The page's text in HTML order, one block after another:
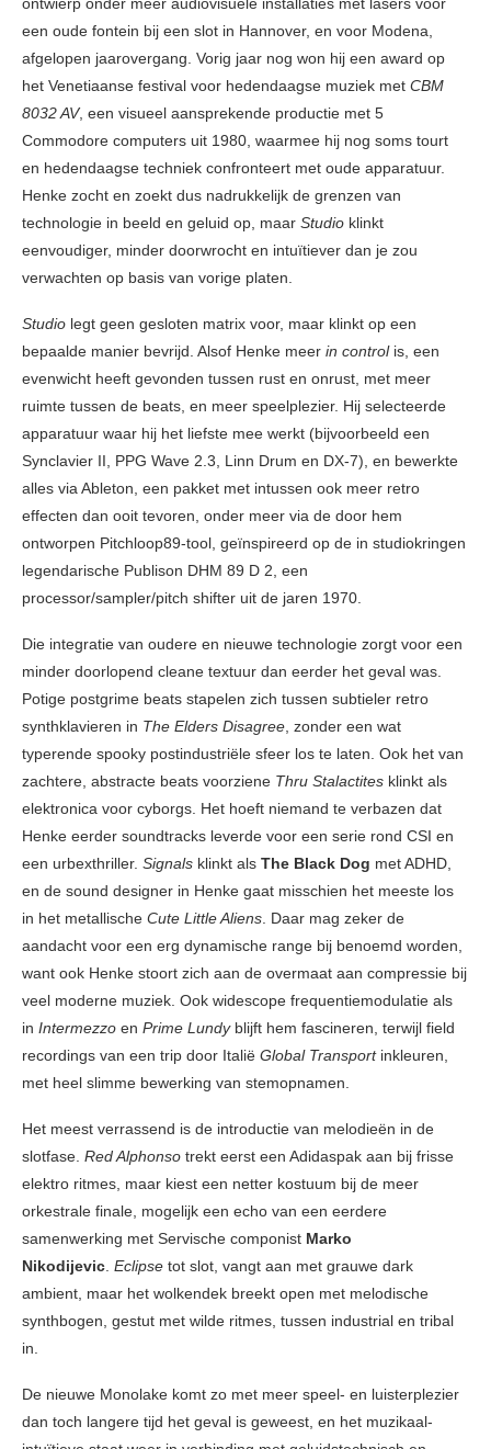
ontwierp onder meer audiovisuele installaties met lasers voor
een oude fontein bij een slot in Hannover, en voor Modena,
afgelopen jaarovergang. Vorig jaar nog won hij een award op
het Venetiaanse festival voor hedendaagse muziek met CBM
8032 AV, een visueel aansprekende productie met 5
Commodore computers uit 1980, waarmee hij nog soms tourt
en hedendaagse techniek confronteert met oude apparatuur.
Henke zocht en zoekt dus nadrukkelijk de grenzen van
technologie in beeld en geluid op, maar Studio klinkt
eenvoudiger, minder doorwrocht en intuïtiever dan je zou
verwachten op basis van vorige platen.
Studio legt geen gesloten matrix voor, maar klinkt op een
bepaalde manier bevrijd. Alsof Henke meer in controlis, een
evenwicht heeft gevonden tussen rust en onrust, met meer
ruimte tussen de beats, en meer speelplezier. Hij selecteerde
apparatuur waar hij het liefste mee werkt (bijvoorbeeld een
Synclavier II, PPG Wave 2.3, Linn Drum en DX-7), en bewerkte
alles via Ableton, een pakket met intussen ook meer retro
effecten dan ooit tevoren, onder meer via de door hem
ontworpen Pitchloop89-tool, geïnspireerd op de in studiokringen
legendarische Publison DHM 89 D 2, een
processor/sampler/pitch shifter uit de jaren 1970.
Die integratie van oudere en nieuwe technologie zorgt voor een
minder doorlopend cleane textuur dan eerder het geval was.
Potige postgrime beats stapelen zich tussen subtieler retro
synthklavieren in The Elders Disagree, zonder een wat
typerende spooky postindustriële sfeer los te laten. Ook het van
zachtere, abstracte beats voorziene Thru Stalactites klinkt als
elektronica voor cyborgs. Het hoeft niemand te verbazen dat
Henke eerder soundtracks leverde voor een serie rond CSI en
een urbexthriller. Signals klinkt als The Black Dog met ADHD,
en de sound designer in Henke gaat misschien het meeste los
in het metallische Cute Little Aliens. Daar mag zeker de
aandacht voor een erg dynamische range bij benoemd worden,
want ook Henke stoort zich aan de overmaat aan compressie bij
veel moderne muziek. Ook widescope frequentiemodulatie als
in Intermezzo en Prime Lundyblijft hem fascineren, terwijl field
recordings van een trip door Italië Global Transportinkleuren,
met heel slimme bewerking van stemopnamen.
Het meest verrassend is de introductie van melodieën in de
slotfase. Red Alphonso trekt eerst een Adidaspak aan bij frisse
elektro ritmes, maar kiest een netter kostuum bij de meer
orkestrale finale, mogelijk een echo van een eerdere
samenwerking met Servische componist Marko
Nikodijevic. Eclipse tot slot, vangt aan met grauwe dark
ambient, maar het wolkendek breekt open met melodische
synthbogen, gestut met wilde ritmes, tussen industrial en tribal
in.
De nieuwe Monolake komt zo met meer speel- en luisterplezier
dan toch langere tijd het geval is geweest, en het muzikaal-